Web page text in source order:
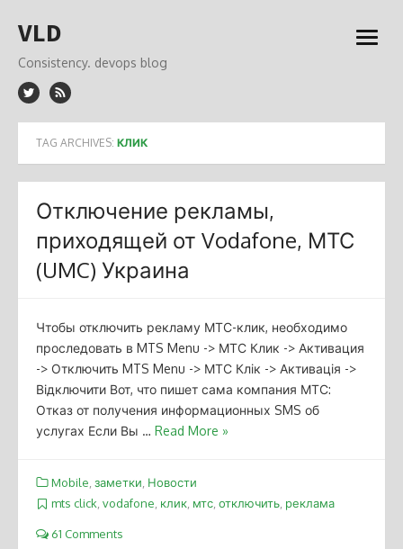
to
VLD
Consistency. devops blog
open
TAG ARCHIVES: КЛИК
Отключение рекламы,
приходящей от Vodafone, МТС
(UMC) Украина
Чтобы отключить рекламу МТС-клик, необходимо
проследовать в MTS Menu -> МТС Клик -> Активация
-> Отключить MTS Menu -> МТС Клік -> Активація ->
Відключити Вот, что пишет сама компания МТС:
Отказ от получения информационных SMS об
услугах Если Вы … Read More »
Mobile заметки Новости
mts click, vodafone, клик, мтс, отключить, реклама
61 Comments